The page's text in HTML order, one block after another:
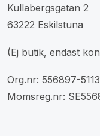
Kullabergsgatan 2
63222 Eskilstuna
(Ej butik, endast
Org.nr: 556897-5113
Momsreg.nr: